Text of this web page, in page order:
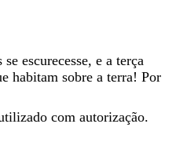
se escurecesse, e a terça
habitam sobre a terra! Por
com autorização.